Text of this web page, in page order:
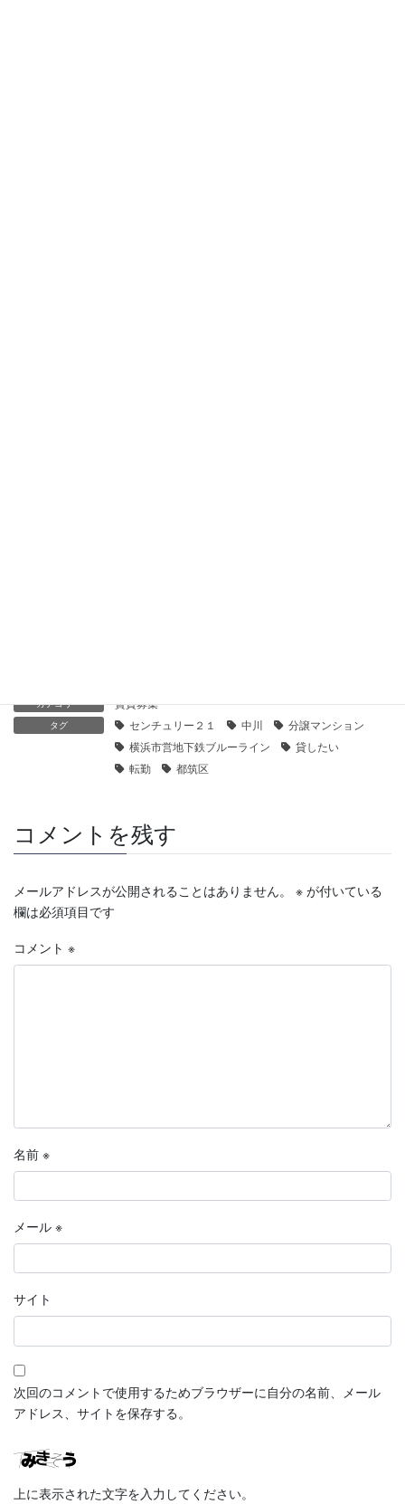
カテゴリー 賃貸募集
タグ センチュリー２１ 中川
分譲マンション
横浜市営地下鉄ブルーライン
貸したい
転勤
都筑区
コメントを残す
メールアドレスが公開されることはありません。 ※ が付いている
欄は必須項目です
コメント ※
名前 ※
メール ※
サイト
次回のコメントで使用するためブラウザーに自分の名前、メール
アドレス、サイトを保存する。
上に表示された文字を入力してください。